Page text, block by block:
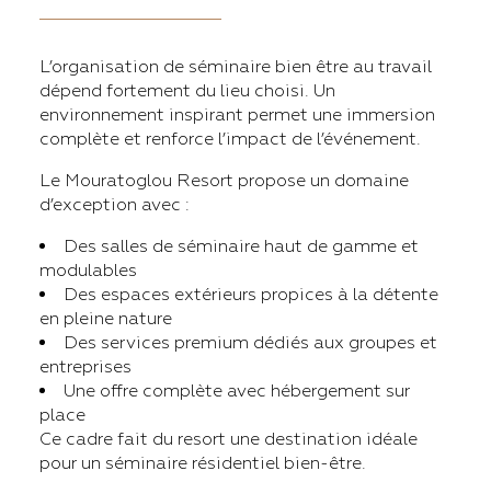
L’organisation de séminaire bien être au travail
dépend fortement du lieu choisi. Un
environnement inspirant permet une immersion
complète et renforce l’impact de l’événement.
Le Mouratoglou Resort propose un domaine
d’exception avec :
Des salles de séminaire haut de gamme et
modulables
Des espaces extérieurs propices à la détente
en pleine nature
Des services premium dédiés aux groupes et
entreprises
Une offre complète avec hébergement sur
place
Ce cadre fait du resort une destination idéale
pour un séminaire résidentiel bien-être.